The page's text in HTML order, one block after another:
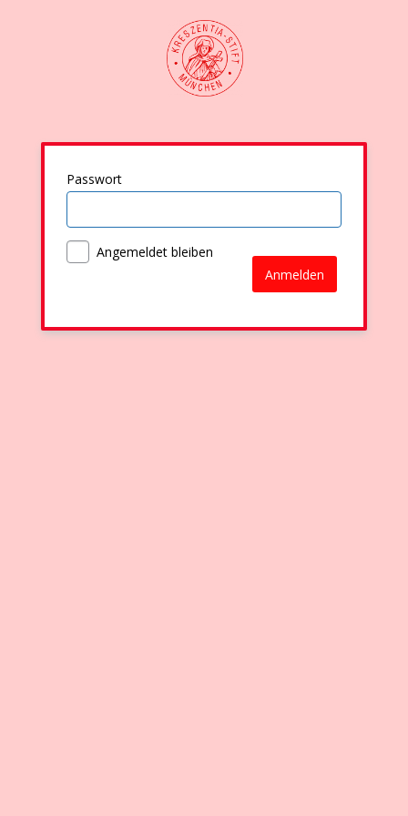
Passwort
Angemeldet bleiben